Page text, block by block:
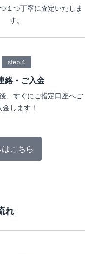
１つ丁寧に査定いたしま
す。
step.4
絡・ご入金
、すぐにご指定口座へご
金します！
こちら
れ